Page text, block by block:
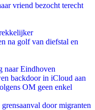
vriend bezocht terecht
na golf van diefstal en
naar Eindhoven
backdoor in iCloud aan
OM geen enkel
door migranten